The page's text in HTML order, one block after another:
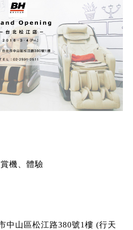
機、體驗
中山區松江路380號1樓 (行天